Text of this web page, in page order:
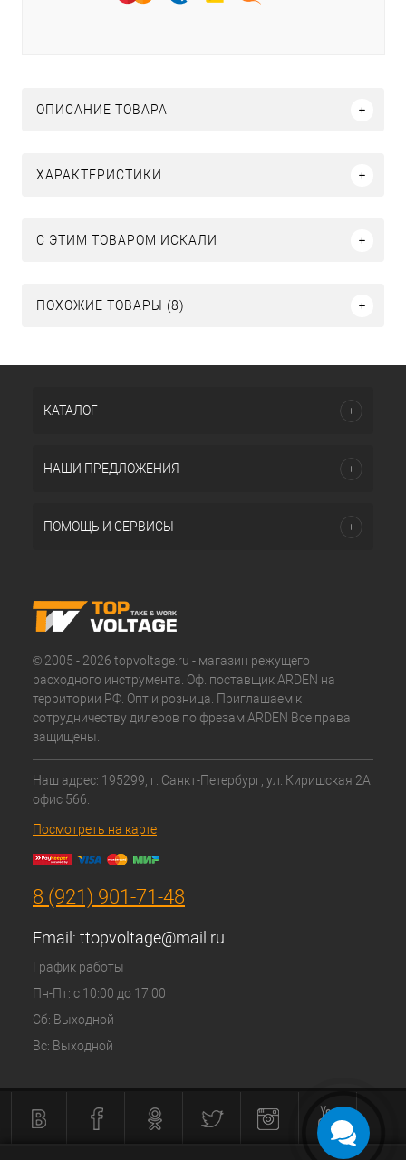
ОПИСАНИЕ ТОВАРА
ХАРАКТЕРИСТИКИ
C ЭТИМ ТОВАРОМ ИСКАЛИ
ПОХОЖИЕ ТОВАРЫ (8)
КАТАЛОГ
НАШИ ПРЕДЛОЖЕНИЯ
ПОМОЩЬ И СЕРВИСЫ
© 2005 - 2026 topvoltage.ru - магазин режущего
расходного инструмента. Оф. поставщик ARDEN на
территории РФ. Опт и розница. Приглашаем к
сотрудничеству дилеров по фрезам ARDEN Все права
защищены.
Наш адрес: 195299, г. Санкт-Петербург, ул. Киришская 2А
офис 566.
Посмотреть на карте
8 (921) 901-71-48
Email: ttopvoltage@mail.ru
График работы
Пн-Пт: с 10:00 до 17:00
Сб: Выходной
Вс: Выходной